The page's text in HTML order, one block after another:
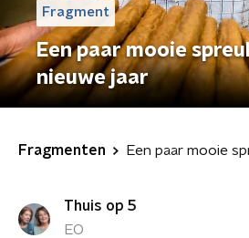
Fragment
Een paar mooie
nieuwe jaar
Fragmenten
Thuis op 5
EO